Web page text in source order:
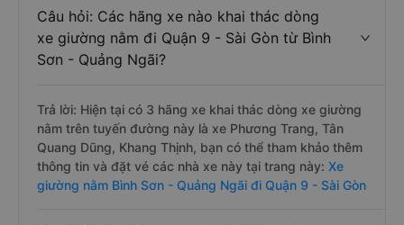
Câu hỏi: Các hãng xe nào khai thác dòng
xe giường nằm đi Quận 9 - Sài Gòn từ Bình
Sơn - Quảng Ngãi?
Trả lời: Hiện tại có 3 hãng xe khai thác dòng xe giường
nằm trên tuyến đường này là xe Phương Trang, Tân
Quang Dũng, Khang Thịnh, bạn có thể tham khảo thêm
thông tin và đặt vé các nhà xe này tại trang này: Xe
giường nằm Bình Sơn - Quảng Ngãi đi Quận 9 - Sài Gòn